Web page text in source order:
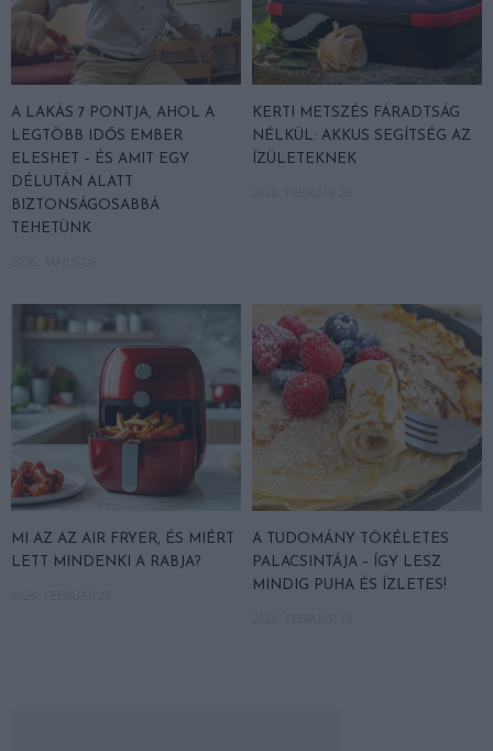
A LAKÁS 7 PONTJA, AHOL A
LEGTÖBB IDŐS EMBER
ELESHET – ÉS AMIT EGY
DÉLUTÁN ALATT
BIZTONSÁGOSABBÁ
TEHETÜNK
KERTI METSZÉS FÁRADTSÁG
NÉLKÜL: AKKUS SEGÍTSÉG AZ
ÍZÜLETEKNEK
MI AZ AZ AIR FRYER, ÉS MIÉRT
LETT MINDENKI A RABJA?
A TUDOMÁNY TÖKÉLETES
PALACSINTÁJA – ÍGY LESZ
MINDIG PUHA ÉS ÍZLETES!